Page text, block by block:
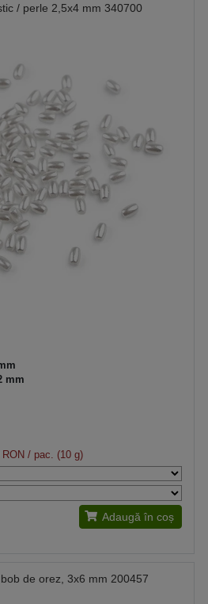
/ perle 2,5x4 mm 340700
mm
/ pac. (10 g)
Adaugă în coș
de orez, 3x6 mm 200457